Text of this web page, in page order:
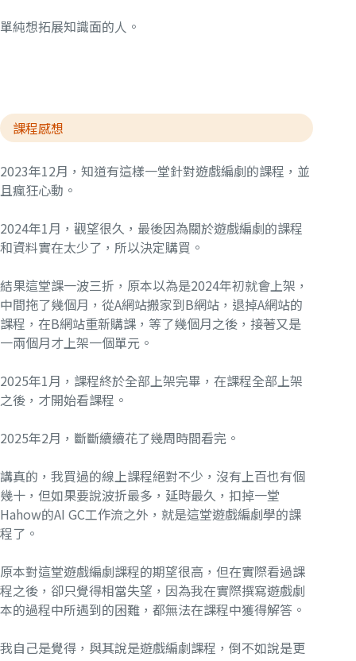
單純想拓展知識面的人。
課程感想
2023年12月，知道有這樣一堂針對遊戲編劇的課程，並
且瘋狂心動。
2024年1月，觀望很久，最後因為關於遊戲編劇的課程
和資料實在太少了，所以決定購買。
結果這堂課一波三折，原本以為是2024年初就會上架，
中間拖了幾個月，從A網站搬家到B網站，退掉A網站的
課程，在B網站重新購課，等了幾個月之後，接著又是
一兩個月才上架一個單元。
2025年1月，課程終於全部上架完畢，在課程全部上架
之後，才開始看課程。
2025年2月，斷斷續續花了幾周時間看完。
講真的，我買過的線上課程絕對不少，沒有上百也有個
幾十，但如果要說波折最多，延時最久，扣掉一堂
Hahow的AI GC工作流之外，就是這堂遊戲編劇學的課
程了。
原本對這堂遊戲編劇課程的期望很高，但在實際看過課
程之後，卻只覺得相當失望，因為我在實際撰寫遊戲劇
本的過程中所遇到的困難，都無法在課程中獲得解答。
我自己是覺得，與其說是遊戲編劇課程，倒不如說是更